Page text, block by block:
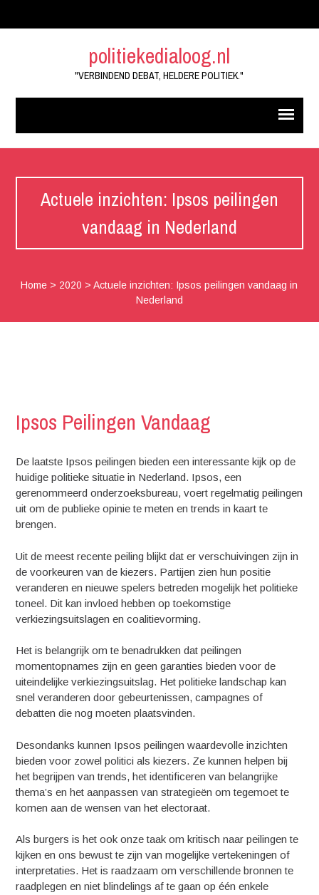
politiekedialoog.nl
"VERBINDEND DEBAT, HELDERE POLITIEK."
Actuele inzichten: Ipsos peilingen
vandaag in Nederland
Home > 2020 >Actuele inzichten: Ipsos peilingen vandaag in
Nederland
Ipsos Peilingen Vandaag
De laatste Ipsos peilingen bieden een interessante kijk op de
huidige politieke situatie in Nederland. Ipsos, een
gerenommeerd onderzoeksbureau, voert regelmatig peilingen
uit om de publieke opinie te meten en trends in kaart te
brengen.
Uit de meest recente peiling blijkt dat er verschuivingen zijn in
de voorkeuren van de kiezers. Partijen zien hun positie
veranderen en nieuwe spelers betreden mogelijk het politieke
toneel. Dit kan invloed hebben op toekomstige
verkiezingsuitslagen en coalitievorming.
Het is belangrijk om te benadrukken dat peilingen
momentopnames zijn en geen garanties bieden voor de
uiteindelijke verkiezingsuitslag. Het politieke landschap kan
snel veranderen door gebeurtenissen, campagnes of
debatten die nog moeten plaatsvinden.
Desondanks kunnen Ipsos peilingen waardevolle inzichten
bieden voor zowel politici als kiezers. Ze kunnen helpen bij
het begrijpen van trends, het identificeren van belangrijke
thema’s en het aanpassen van strategieën om tegemoet te
komen aan de wensen van het electoraat.
Als burgers is het ook onze taak om kritisch naar peilingen te
kijken en ons bewust te zijn van mogelijke vertekeningen of
interpretaties. Het is raadzaam om verschillende bronnen te
raadplegen en niet blindelings af te gaan op één enkele